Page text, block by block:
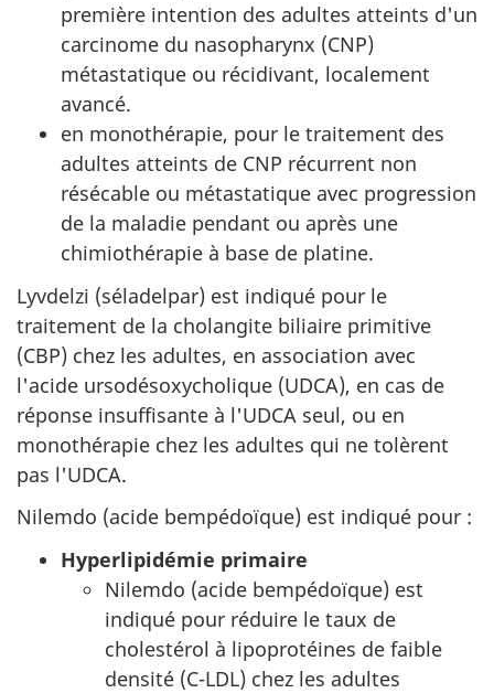
première intention des adultes atteints d'un
carcinome du nasopharynx (CNP)
métastatique ou récidivant, localement
avancé.
en monothérapie, pour le traitement des
adultes atteints de CNP récurrent non
résécable ou métastatique avec progression
de la maladie pendant ou après une
chimiothérapie à base de platine.
Lyvdelzi (séladelpar) est indiqué pour le
traitement de la cholangite biliaire primitive
(CBP) chez les adultes, en association avec
l'acide ursodésoxycholique (UDCA), en cas de
réponse insuffisante à l'UDCA seul, ou en
monothérapie chez les adultes qui ne tolèrent
pas l'UDCA.
Nilemdo (acide bempédoïque) est indiqué pour :
Hyperlipidémie primaire
Nilemdo (acide bempédoïque) est
indiqué pour réduire le taux de
cholestérol à lipoprotéines de faible
densité (C-LDL) chez les adultes